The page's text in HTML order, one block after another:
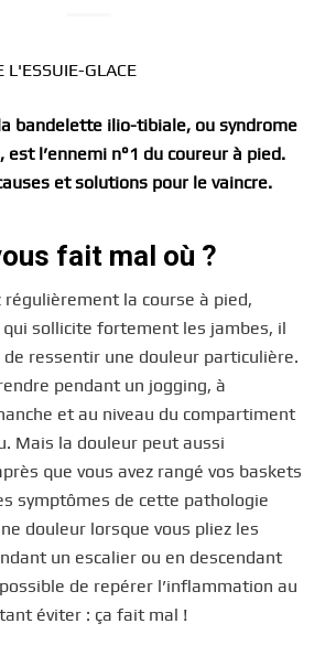
bandelette ilio-tibiale, ou syndrome
est l’ennemi n°1 du coureur à pied.
et solutions pour le vaincre.
fait mal où ?
régulièrement la course à pied,
sollicite fortement les jambes, il
ressentir une douleur particulière.
pendant un jogging, à
et au niveau du compartiment
Mais la douleur peut aussi
que vous avez rangé vos baskets
symptômes de cette pathologie
douleur lorsque vous pliez les
un escalier ou en descendant
de repérer l’inflammation au
éviter : ça fait mal !